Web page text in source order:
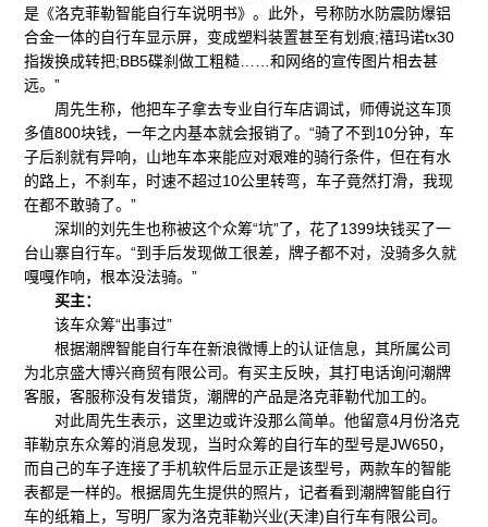
是《洛克菲勒智能自行车说明书》。此外，号称防水防震防爆铝
合金一体的自行车显示屏，变成塑料装置甚至有划痕;禧玛诺tx30
指拨换成转把;BB5碟刹做工粗糙……和网络的宣传图片相去甚
远。”
周先生称，他把车子拿去专业自行车店调试，师傅说这车顶
多值800块钱，一年之内基本就会报销了。“骑了不到10分钟，车
子后刹就有异响，山地车本来能应对艰难的骑行条件，但在有水
的路上，不刹车，时速不超过10公里转弯，车子竟然打滑，我现
在都不敢骑了。”
深圳的刘先生也称被这个众筹“坑”了，花了1399块钱买了一
台山寨自行车。“到手后发现做工很差，牌子都不对，没骑多久就
嘎嘎作响，根本没法骑。”
买主：
该车众筹“出事过”
根据潮牌智能自行车在新浪微博上的认证信息，其所属公司
为北京盛大博兴商贸有限公司。有买主反映，其打电话询问潮牌
客服，客服称没有发错货，潮牌的产品是洛克菲勒代加工的。
对此周先生表示，这里边或许没那么简单。他留意4月份洛克
菲勒京东众筹的消息发现，当时众筹的自行车的型号是JW650，
而自己的车子连接了手机软件后显示正是该型号，两款车的智能
表都是一样的。根据周先生提供的照片，记者看到潮牌智能自行
车的纸箱上，写明厂家为洛克菲勒兴业(天津)自行车有限公司。